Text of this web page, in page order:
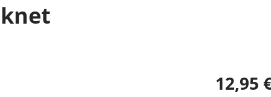
12,95